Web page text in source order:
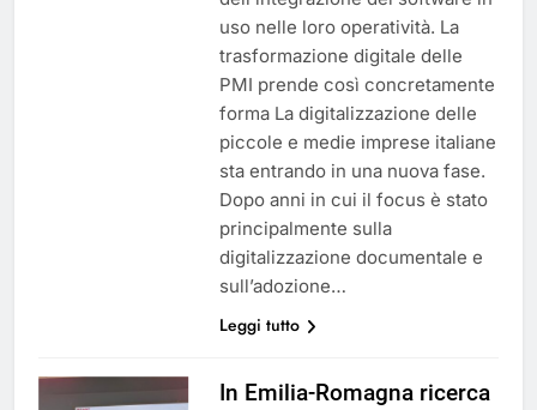
uso nelle loro operatività. La
trasformazione digitale delle
PMI prende così concretamente
forma La digitalizzazione delle
piccole e medie imprese italiane
sta entrando in una nuova fase.
Dopo anni in cui il focus è stato
principalmente sulla
digitalizzazione documentale e
sull’adozione…
Leggi tutto
In Emilia-Romagna ricerca